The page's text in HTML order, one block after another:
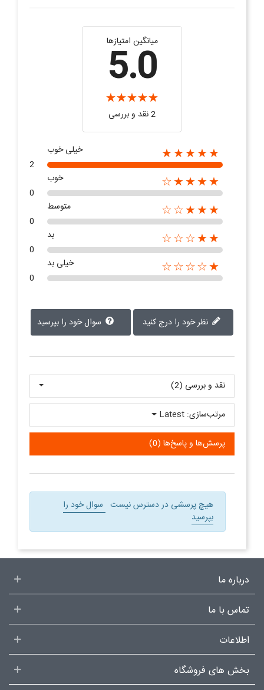
میانگین امتیازها
5.0
2 نقد و بررسی‌‌
★★★★★
خیلی خوب
2
★★★★☆
خوب
0
★★★☆☆
متوسط
0
★★☆☆☆
بد
0
★☆☆☆☆
خیلی بد
0
سوال خود را بپرسید
نقد و بررسی‌‌ (2)
پرسش‌ها و پاسخ‌ها (0)
مرتب‌سازی: Latest
هیچ پرسشی در دسترس نیست سوال خود را
بپرسید
درباره ما
تماس با ما
اطلاعات
بخش های فروشگاه